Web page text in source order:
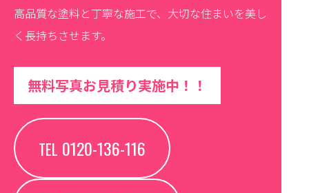
高品質な塗料と丁寧な施工で、大切な住まいを美し
く長持ちさせます。
無料写真お見積り実施中！！
TEL 0120-136-116